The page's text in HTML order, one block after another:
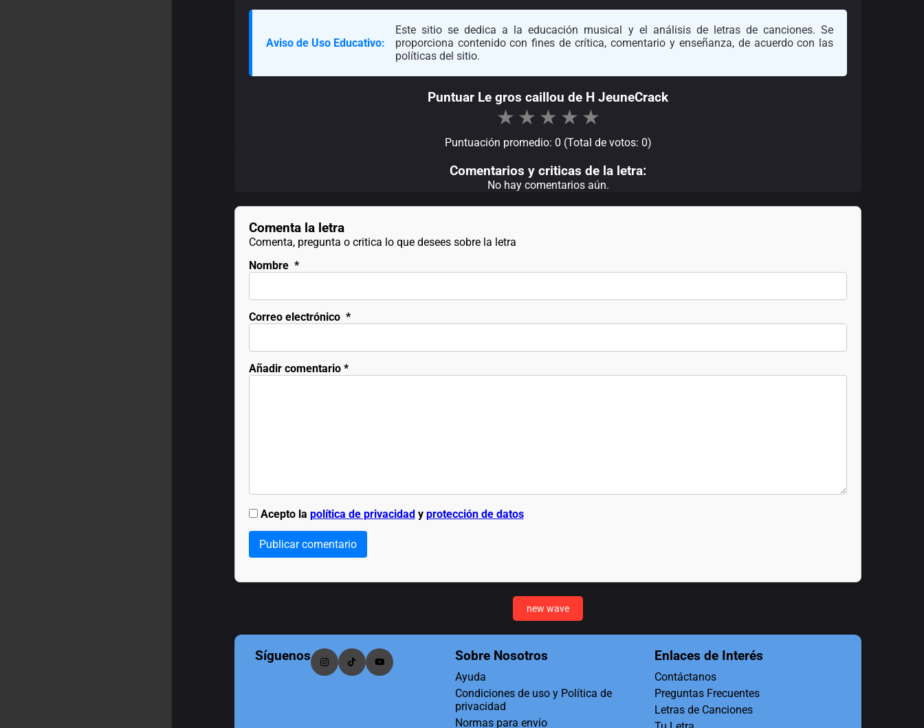
Aviso de Uso Educativo:
Este sitio se dedica a la educación musical y el análisis de letras de canciones. Se
proporciona contenido con fines de crítica, comentario y enseñanza, de acuerdo con las
políticas del sitio.
Puntuar Le gros caillou de H JeuneCrack
★ ★ ★ ★ ★
Puntuación promedio: 0 (Total de votos: 0)
Comentarios y criticas de la letra:
No hay comentarios aún.
Comenta la letra
Comenta, pregunta o critica lo que desees sobre la letra
Nombre *
Correo electrónico *
Añadir comentario*
Acepto la política de privacidady protección de datos
Publicar comentario
new wave
Síguenos Sobre Nosotros
Ayuda
Condiciones de uso y Política de
privacidad
Normas para envío
Enlaces de Interés
Contáctanos
Preguntas Frecuentes
Letras de Canciones